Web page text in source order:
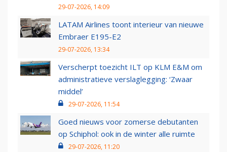
29-07-2026, 14:09
LATAM Airlines toont interieur van nieuwe
Embraer E195-E2
29-07-2026, 13:34
Verscherpt toezicht ILT op KLM E&M om
administratieve verslaglegging: ‘Zwaar
middel’
29-07-2026, 11:54
Goed nieuws voor zomerse debutanten
op Schiphol: ook in de winter alle ruimte
29-07-2026, 11:20